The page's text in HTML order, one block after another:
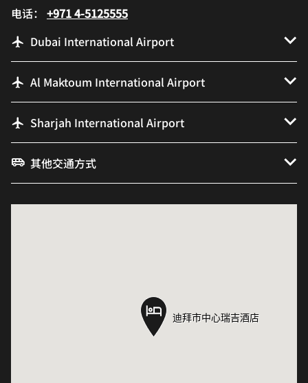
电话： +971 4-5125555
Dubai International Airport
Al Maktoum International Airport
Sharjah International Airport
其他交通方式
迪拜市中心瑞吉酒店
迪拜市中心瑞吉酒店